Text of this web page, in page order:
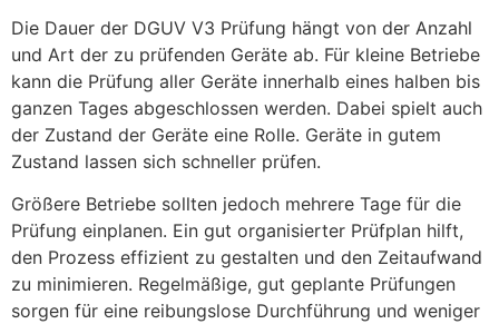
Die Dauer der DGUV V3 Prüfung hängt von der Anzahl
und Art der zu prüfenden Geräte ab. Für kleine Betriebe
kann die Prüfung aller Geräte innerhalb eines halben bis
ganzen Tages abgeschlossen werden. Dabei spielt auch
der Zustand der Geräte eine Rolle. Geräte in gutem
Zustand lassen sich schneller prüfen.
Größere Betriebe sollten jedoch mehrere Tage für die
Prüfung einplanen. Ein gut organisierter Prüfplan hilft,
den Prozess effizient zu gestalten und den Zeitaufwand
zu minimieren. Regelmäßige, gut geplante Prüfungen
sorgen für eine reibungslose Durchführung und weniger